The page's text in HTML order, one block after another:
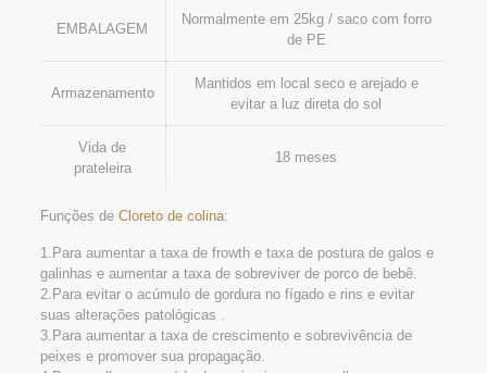
EMBALAGEM
Normalmente em 25kg / saco com forro
de PE
Armazenamento
Mantidos em local seco e arejado e
evitar a luz direta do sol
Vida de
prateleira
18 meses
Funções de Cloreto de colina:
1.Para aumentar a taxa de frowth e taxa de postura de galos e
galinhas e aumentar a taxa de sobreviver de porco de bebê.
2.Para evitar o acúmulo de gordura no fígado e rins e evitar
suas alterações patológicas .
3.Para aumentar a taxa de crescimento e sobrevivência de
peixes e promover sua propagação.